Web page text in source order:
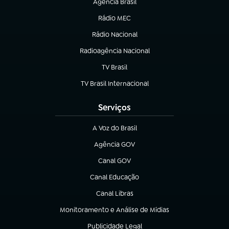
Agência Brasil
(abre em nova aba)
Rádio MEC
(abre em nova aba)
Rádio Nacional
Radioagência Nacional
(abre em nova aba)
TV Brasil
(abre em nova aba)
TV Brasil Internacional
(abre em nova aba)
Serviços
A Voz do Brasil
(abre em nova aba)
Agência GOV
(abre em nova aba)
Canal GOV
(abre em nova aba)
Canal Educação
(abre em nova aba)
Canal Libras
(abre em nova aba)
Monitoramento e Análise de Mídias
(abre em nova aba)
Publicidade Legal